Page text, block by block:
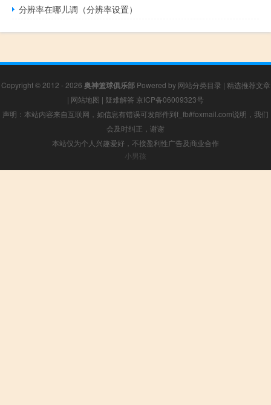
分辨率在哪儿调（分辨率设置）
Copyright © 2012 - 2026 奥神篮球俱乐部Powered by 网站分类目录 | 精选推荐文章
| 网站地图 | 疑难解答 京ICP备06009323号
声明：本站内容来自互联网，如信息有错误可发邮件到f_fb#foxmail.com说明，我们
会及时纠正，谢谢
本站仅为个人兴趣爱好，不接盈利性广告及商业合作
小男孩